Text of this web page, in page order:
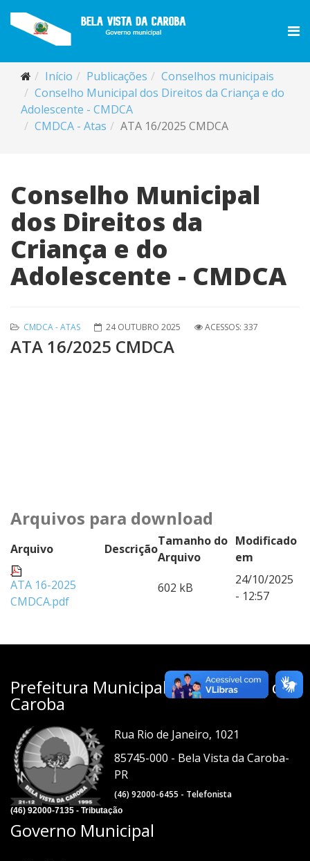
Início Publicações
Conselhos municipais
Conselho Municipal dos Direitos da Criança e do
Adolescente - CMDCA
CMDCA - Atas
ATA 16/2025 CMDCA
Conselho Municipal
dos Direitos da
Criança e do
Adolescente - CMDCA
CMDCA - ATAS 24 OUTUBRO 2025 ACESSOS: 337
ATA 16/2025 CMDCA
Arquivos para download
Arquivo Descrição
Tamanho do
Arquivo
Modificado
em
ATA 16-2025
CMDCA.pdf
602 kB
24/10/2025
- 12:57
Prefeitura Municipal de Bela Vista da
Caroba
Rua Rio de Janeiro, 1021
85745-000 - Bela Vista da Caroba-
PR
(46) 92000-6455 - Telefonista
(46) 92000-7135 - Tributação
Governo Municipal